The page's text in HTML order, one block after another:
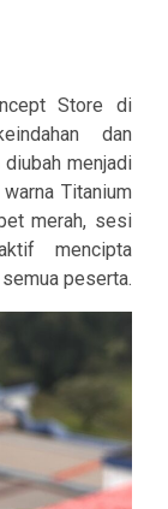
Store di
dan
menjadi
Titanium
merah, sesi
mencipta
peserta.